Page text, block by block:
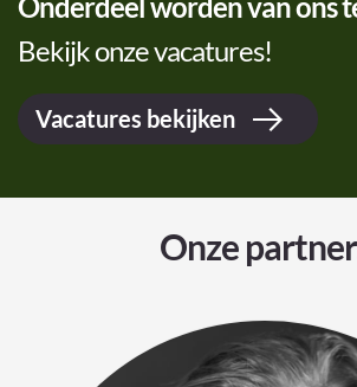
Bekijk onze vacatures!
Vacatures bekijken
Onze